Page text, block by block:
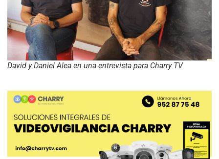
David y Daniel Alea en una entrevista para Charry TV